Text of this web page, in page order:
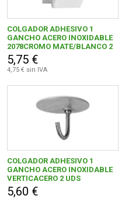
COLGADOR ADHESIVO 1
GANCHO ACERO INOXIDABLE
2078CROMO MATE/BLANCO 2
UDS
5,75 €
4,75 € sin IVA
COLGADOR ADHESIVO 1
GANCHO ACERO INOXIDABLE
VERTICACERO 2 UDS
5,60 €